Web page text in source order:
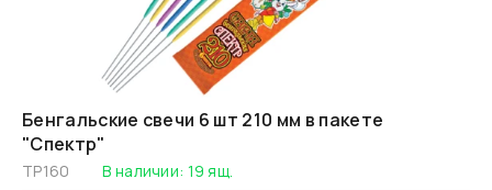
Бенгальские свечи 6 шт 210 мм в пакете
"Спектр"
ТР160 В наличии: 19ящ.